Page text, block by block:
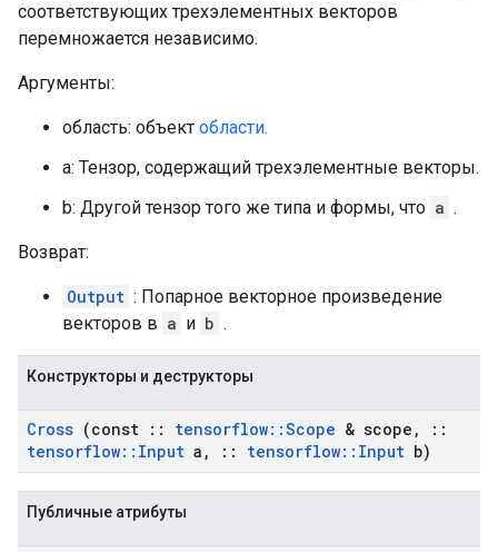
соответствующих трехэлементных векторов
перемножается независимо.
Аргументы:
область: объект области.
а: Тензор, содержащий трехэлементные векторы.
b: Другой тензор того же типа и формы, что a .
Возврат:
Output : Попарное векторное произведение
векторов в a и b .
Конструкторы и деструкторы
Cross (const :: tensorflow::Scope & scope ,
::
tensorflow:: Input a , :: tensorflow:: Input b)
Публичные атрибуты